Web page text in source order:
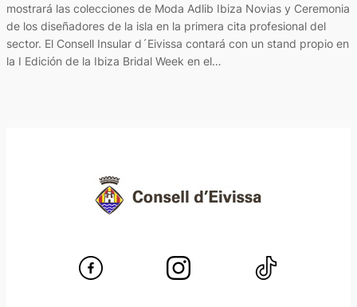
mostrará las colecciones de Moda Adlib Ibiza Novias y Ceremonia
de los diseñadores de la isla en la primera cita profesional del
sector. El Consell Insular d´Eivissa contará con un stand propio en
la I Edición de la Ibiza Bridal Week en el…